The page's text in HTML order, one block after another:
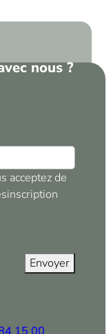
nous ?
acceptez de